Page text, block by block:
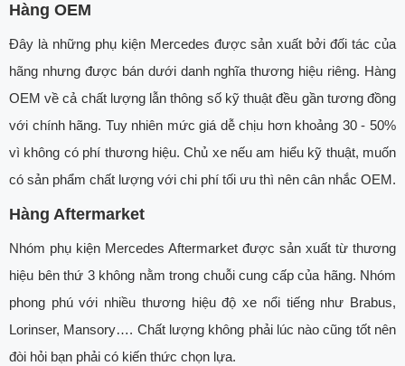
Hàng OEM
Đây là những phụ kiện Mercedes được sản xuất bởi đối tác của
hãng nhưng được bán dưới danh nghĩa thương hiệu riêng. Hàng
OEM về cả chất lượng lẫn thông số kỹ thuật đều gần tương đồng
với chính hãng. Tuy nhiên mức giá dễ chịu hơn khoảng 30 - 50%
vì không có phí thương hiệu. Chủ xe nếu am hiểu kỹ thuật, muốn
có sản phẩm chất lượng với chi phí tối ưu thì nên cân nhắc OEM.
Hàng Aftermarket
Nhóm phụ kiện Mercedes Aftermarket được sản xuất từ thương
hiệu bên thứ 3 không nằm trong chuỗi cung cấp của hãng. Nhóm
phong phú với nhiều thương hiệu độ xe nổi tiếng như Brabus,
Lorinser, Mansory…. Chất lượng không phải lúc nào cũng tốt nên
đòi hỏi bạn phải có kiến thức chọn lựa.